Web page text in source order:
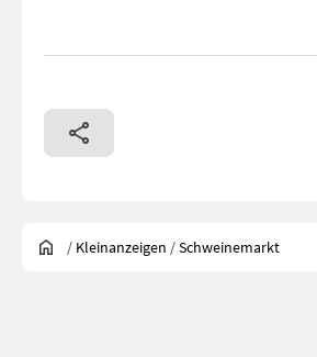
/ Kleinanzeigen /Schweinemarkt